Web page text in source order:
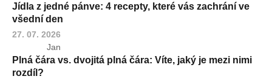
Jídla z jedné pánve: 4 recepty, které vás zachrání ve
všední den
27. 07. 2026
Jan
Plná čára vs. dvojitá plná čára: Víte, jaký je mezi nimi
rozdíl?